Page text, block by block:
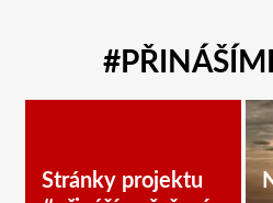
Stránky projektu